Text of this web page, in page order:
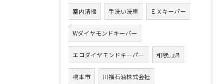
室内清掃 手洗い洗車 ＥＸキーパー
Wダイヤモンドキーパー
エコダイヤモンドキーパー 和歌山県
橋本市 川福石油株式会社